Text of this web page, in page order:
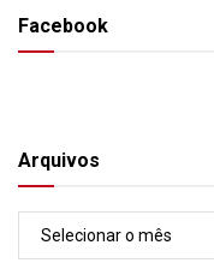
Facebook
Arquivos